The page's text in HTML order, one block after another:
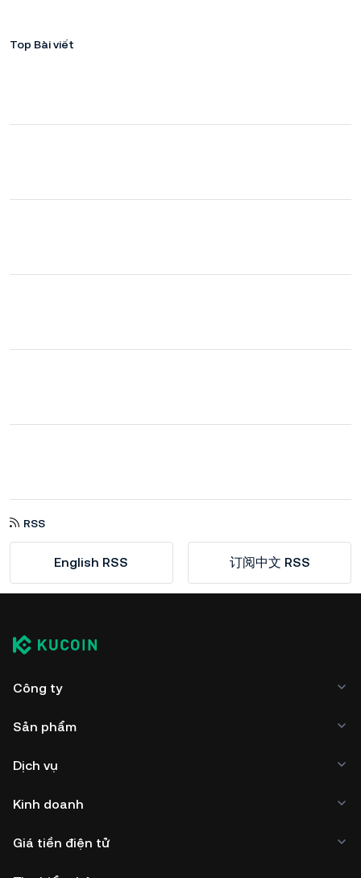
Top Bài viết
RSS
English RSS 订阅中文 RSS
Công ty
Sản phẩm
Dịch vụ
Kinh doanh
Giá tiền điện tử